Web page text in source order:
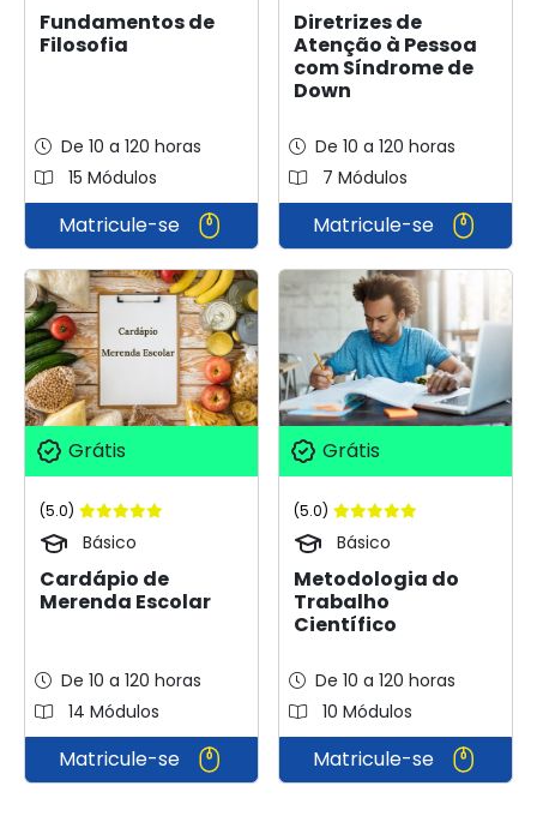
Fundamentos de
Filosofia
De 10 a 120 horas
15 Módulos
Matricule-se
Diretrizes de
Atenção à Pessoa
com Síndrome de
Down
De 10 a 120 horas
7 Módulos
Matricule-se
Grátis
(5.0)
Básico
Cardápio de
Merenda Escolar
De 10 a 120 horas
14 Módulos
Matricule-se
Grátis
(5.0)
Básico
Metodologia do
Trabalho
Científico
De 10 a 120 horas
10 Módulos
Matricule-se